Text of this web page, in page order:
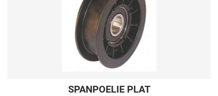
SPANPOELIE PLAT